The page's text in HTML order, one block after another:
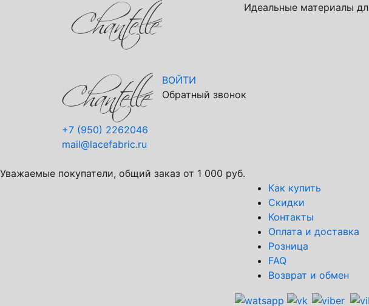
Идеальные материалы
+7 (950) 2262046
mail@lacefabric.ru
ВОЙТИ
Обратный звонок
Уважаемые покупатели, общий заказ от 1 000 руб.
Как купить
Скидки
Контакты
Оплата и доставка
Розница
FAQ
Возврат и обмен